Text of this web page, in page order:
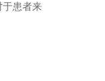
于患者来